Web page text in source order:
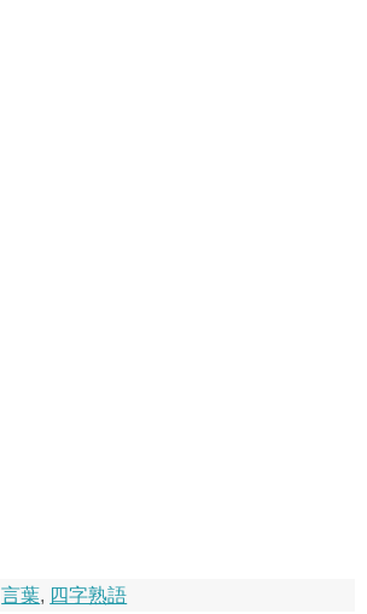
言葉, 四字熟語